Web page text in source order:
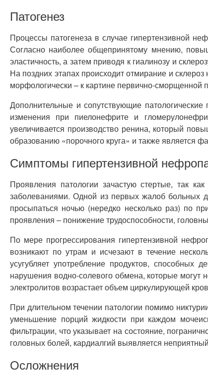
Патогенез
Процессы патогенеза в случае гипертензивной
Согласно наиболее общепринятому мнению,
эластичность, а затем приводя к гиалинозу и
На поздних этапах происходит отмирание и
морфологически – к картине первично-сморщенной
Дополнительные и сопутствующие
изменения при пиелонефрите и
увеличивается производство ренина, который
образованию «порочного круга» и также является
Симптомы гипертензивной
Проявления патологии зачастую стертые, так
заболеваниями. Одной из первых жалоб больных
просыпаться ночью (нередко несколько раз) по
проявления – понижение трудоспособности,
По мере прогрессирования гипертензивной
возникают по утрам и исчезают в течение
усугубляет употребление продуктов, способных
нарушения водно-солевого обмена, которые могут
электролитов возрастает объем циркулирующей
При длительном течении патологии помимо
уменьшение порций жидкости при каждом
фильтрации, что указывает на состояние,
головных болей, кардиалгий выявляется
Осложнения